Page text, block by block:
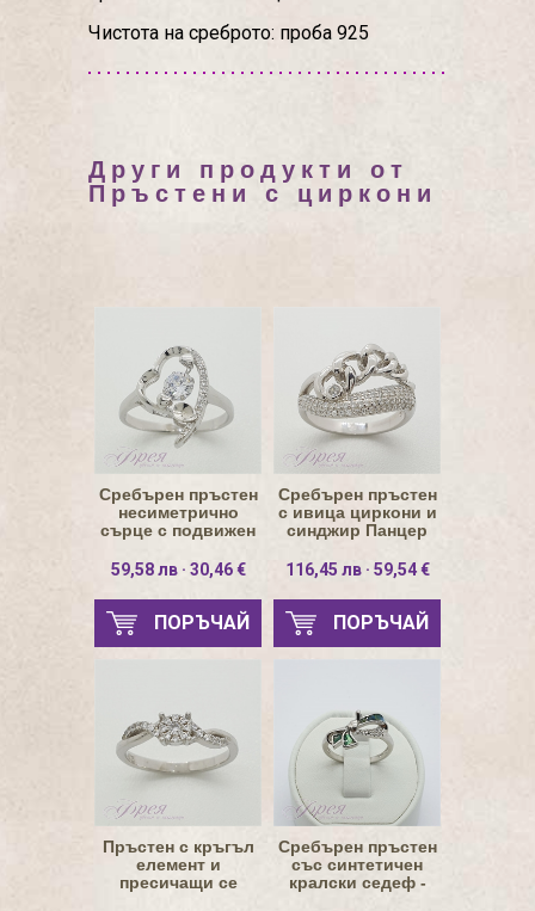
Чистота на среброто: проба 925
Други продукти от
Пръстени с циркони
Сребърен пръстен
несиметрично
сърце с подвижен
59,58 лв · 30,46 €
ПОРЪЧАЙ
Сребърен пръстен
с ивица циркони и
синджир Панцер
116,45 лв · 59,54 €
ПОРЪЧАЙ
Пръстен с кръгъл
елемент и
пресичащи се
Сребърен пръстен
със синтетичен
кралски седеф -